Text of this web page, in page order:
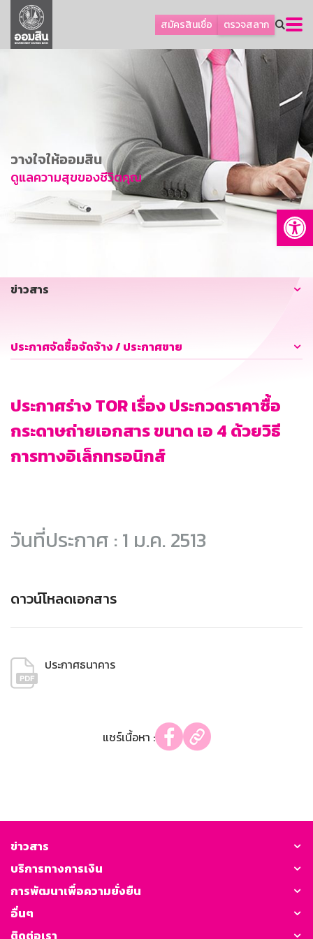
สมัครสินเชื่อ ตรวจสลาก
ลูกค้าธุรกิจ
ลูกค้าผู้ประกอบรายย่อย
การพัฒนาที่ยั่งยืน
ข่าวสาร
บริการทางการเงิน
อื่นๆ
วางใจให้ออมสิน
ดูแลความสุขของชีวิตคุณ
ข่าวสาร
ประกาศจัดซื้อจัดจ้าง / ประกาศขาย
ประกาศร่าง TOR เรื่อง ประกวดราคาซื้อ
กระดาษถ่ายเอกสาร ขนาด เอ 4 ด้วยวิธี
การทางอิเล็กทรอนิกส์
วันที่ประกาศ : 1 ม.ค. 2513
ดาวน์โหลดเอกสาร
ประกาศธนาคาร
แชร์เนื้อหา :
ข่าวสาร
บริการทางการเงิน
การพัฒนาเพื่อความยั่งยืน
อื่นๆ